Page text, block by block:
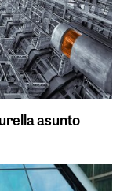
asunto